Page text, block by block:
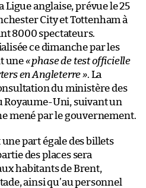
Ligue anglaise, prévue le 25
City et Tottenham à
8000 spectateurs.
ce dimanche par les
une« phase de test officielle
en Angleterre ». La
du ministère des
Royaume-Uni, suivant un
mené par le gouvernement.
part égale des billets
des places sera
habitants de Brent,
ainsi qu’au personnel